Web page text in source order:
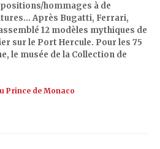
hommages à de
Après Bugatti, Ferrari,
12 modèles mythiques de
sur le Port Hercule. Pour les 75
le musée de la Collection de
Prince de Monaco